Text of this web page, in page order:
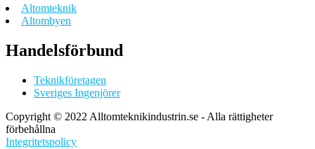
Altomteknik
Altombyen
Handelsförbund
Teknikföretagen
Sveriges Ingenjörer
Copyright © 2022 Alltomteknikindustrin.se - Alla rättigheter
förbehållna
Integritetspolicy